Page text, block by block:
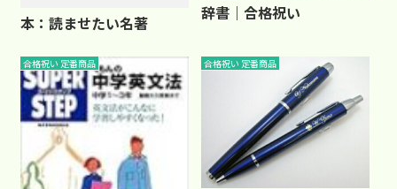
本：読ませたい名著 辞書｜合格祝い
合格祝い 定番商品 合格祝い 定番商品